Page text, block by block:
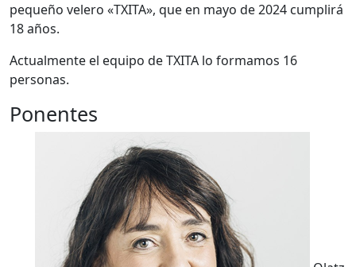
pequeño velero «TXITA», que en mayo de 2024 cumplirá
18 años.
Actualmente el equipo de TXITA lo formamos 16
personas.
Ponentes